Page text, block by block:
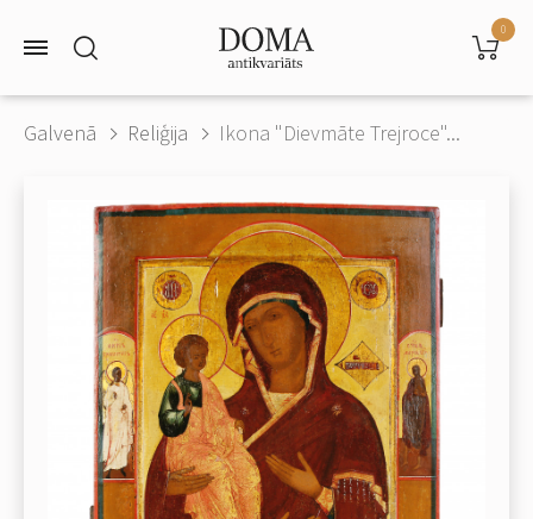
0
Galvenā Reliģija Ikona "Dievmāte Trejroce"...